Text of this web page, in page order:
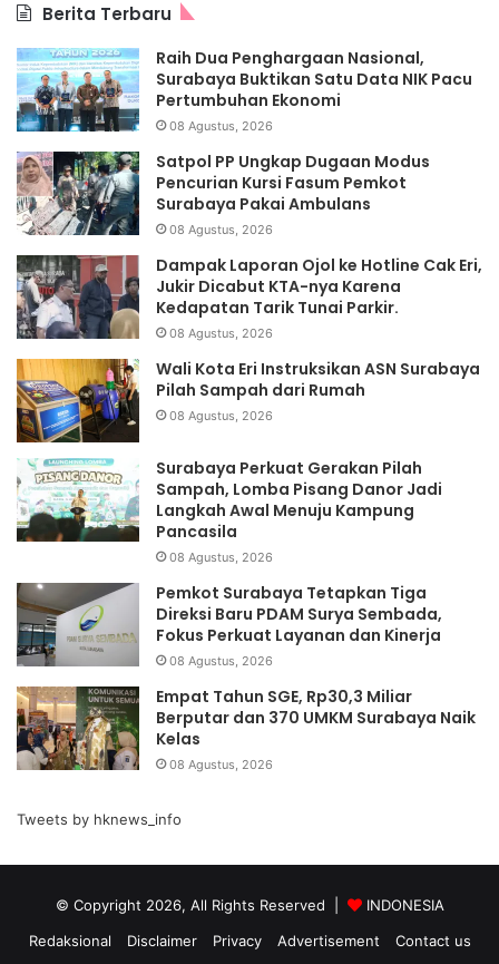
Berita Terbaru
Raih Dua Penghargaan Nasional,
Surabaya Buktikan Satu Data NIK Pacu
Pertumbuhan Ekonomi
08 Agustus, 2026
Satpol PP Ungkap Dugaan Modus
Pencurian Kursi Fasum Pemkot
Surabaya Pakai Ambulans
08 Agustus, 2026
Dampak Laporan Ojol ke Hotline Cak Eri,
Jukir Dicabut KTA-nya Karena
Kedapatan Tarik Tunai Parkir.
08 Agustus, 2026
Wali Kota Eri Instruksikan ASN Surabaya
Pilah Sampah dari Rumah
08 Agustus, 2026
Surabaya Perkuat Gerakan Pilah
Sampah, Lomba Pisang Danor Jadi
Langkah Awal Menuju Kampung
Pancasila
08 Agustus, 2026
Pemkot Surabaya Tetapkan Tiga
Direksi Baru PDAM Surya Sembada,
Fokus Perkuat Layanan dan Kinerja
08 Agustus, 2026
Empat Tahun SGE, Rp30,3 Miliar
Berputar dan 370 UMKM Surabaya Naik
Kelas
08 Agustus, 2026
Tweets by hknews_info
© Copyright 2026, All Rights Reserved |
INDONESIA
Redaksional
Disclaimer Privacy Advertisement Contact us